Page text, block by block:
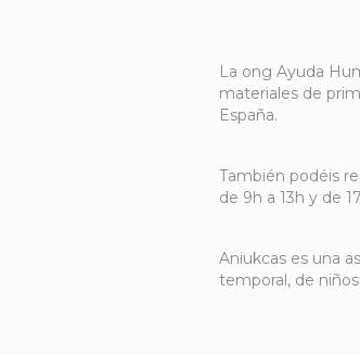
La ong Ayuda
materiales de
España.
También podéis
de 9h a 13h y de
Aniukcas es una
temporal, de